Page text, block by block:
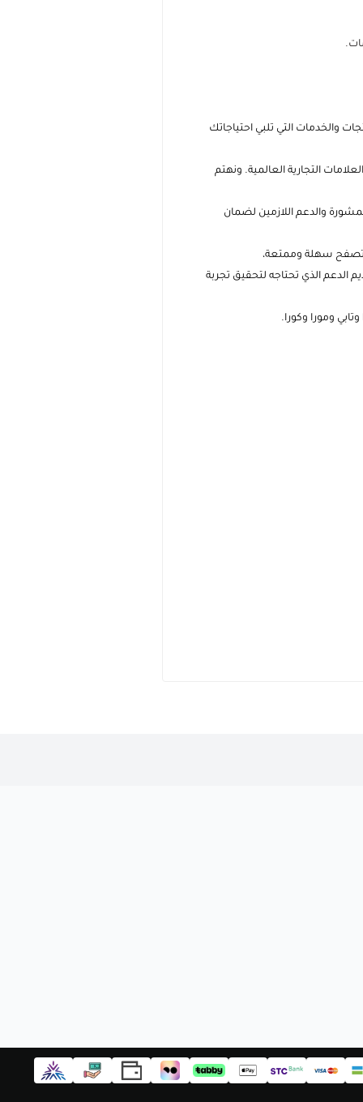
والخدمات التي تلبي احتياجاتك
التجارية العالمية. ونهتم
والدعم اللازمين لضمان
تصفح سهلة وممتعة،
الدعم الذي تحتاجه لتحقيق تجربة
ومورا وكورا.